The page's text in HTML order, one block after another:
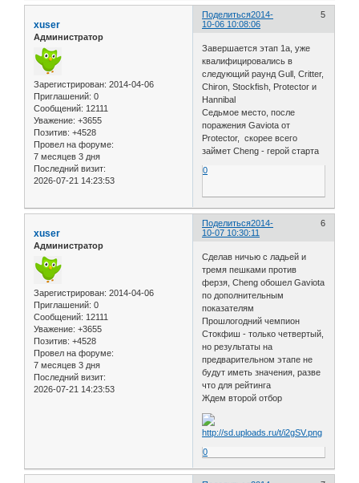
Поделиться 5
2014-
10-06 10:08:06
xuser
Администратор
Зарегистрирован: 2014-04-06
Приглашений: 0
Сообщений: 12111
Уважение: +3655
Позитив: +4528
Провел на форуме:
7 месяцев 3 дня
Последний визит:
2026-07-21 14:23:53
Завершается этап 1a, уже
квалифицировались в
следующий раунд Gull, Critter,
Chiron, Stockfish, Protector и
Hannibal
Седьмое место, после
поражения Gaviota от
Protector, скорее всего
займет Cheng - герой старта
0
Поделиться 6
2014-
10-07 10:30:11
xuser
Администратор
Зарегистрирован: 2014-04-06
Приглашений: 0
Сообщений: 12111
Уважение: +3655
Позитив: +4528
Провел на форуме:
7 месяцев 3 дня
Последний визит:
2026-07-21 14:23:53
Сделав ничью с ладьей и
тремя пешками против
ферзя, Cheng обошел Gaviota
по дополнительным
показателям
Прошлогодний чемпион
Стокфиш - только четвертый,
но результаты на
предварительном этапе не
будут иметь значения, разве
что для рейтинга
Ждем второй отбор
0